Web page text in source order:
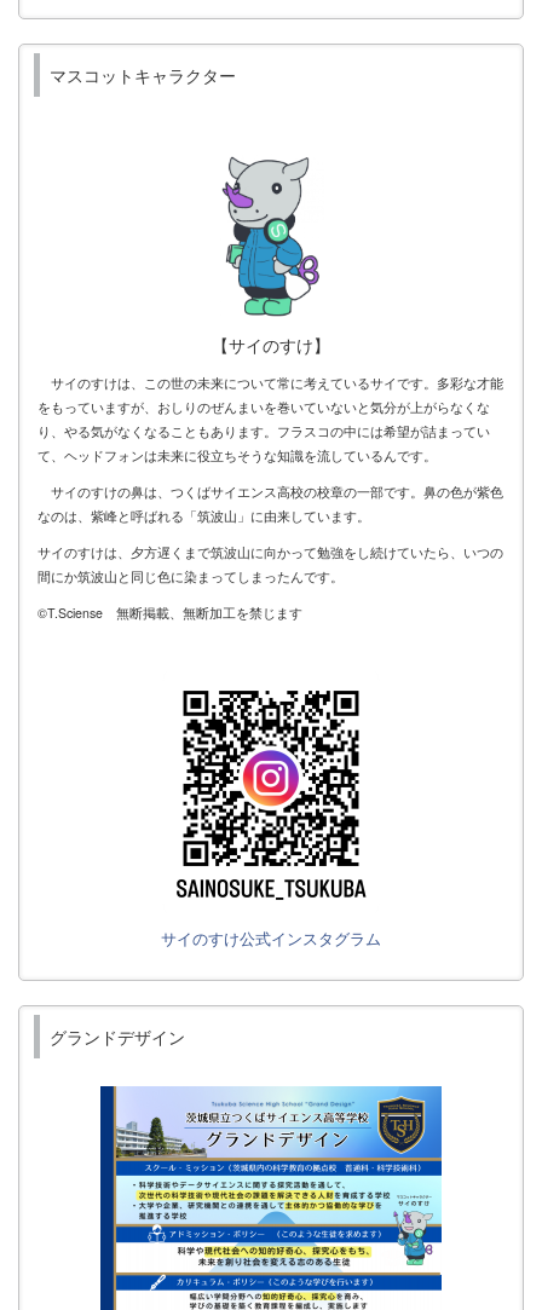
マスコットキャラクター
【サイのすけ】
サイのすけは、この世の未来について常に考えているサイです。多彩な才能
をもっていますが、おしりのぜんまいを巻いていないと気分が上がらなくな
り、やる気がなくなることもあります。フラスコの中には希望が詰まってい
て、ヘッドフォンは未来に役立ちそうな知識を流しているんです。
サイのすけの鼻は、つくばサイエンス高校の校章の一部です。鼻の色が紫色
なのは、紫峰と呼ばれる「筑波山」に由来しています。
サイのすけは、夕方遅くまで筑波山に向かって勉強をし続けていたら、いつの
間にか筑波山と同じ色に染まってしまったんです。
©T.Sciense 無断掲載、無断加工を禁じます
サイのすけ公式インスタグラム
グランドデザイン